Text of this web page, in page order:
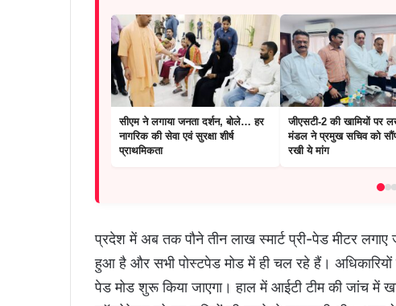
सीएम ने लगाया जनता दर्शन, बोले… हर
नागरिक की सेवा एवं सुरक्षा शीर्ष
प्राथमिकता
जीएसटी-2 की खामियों पर
मंडल ने प्रमुख सचिव को
रखी ये मांग
प्रदेश में अब तक पौने तीन लाख स्मार्ट प्री-पेड मीटर
हुआ है और सभी पोस्टपेड मोड में ही चल रहे हैं।
पेड मोड शुरू किया जाएगा। हाल में आईटी टीम की जांच में